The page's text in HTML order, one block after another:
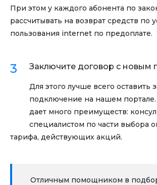
При этом у каждого абонента по
рассчитывать на возврат средств по
пользования internet по предоплате.
Заключите договор с новым
Для этого лучше всего оставить
подключение на нашем портале.
дает много преимуществ:
специалистом по части выбора
тарифа, действующих акций.
Отличным помощником в